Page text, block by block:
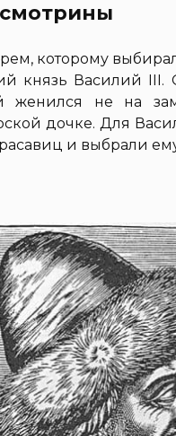
которому
князь Василий
женился не на
дочке. Для
и выбрали